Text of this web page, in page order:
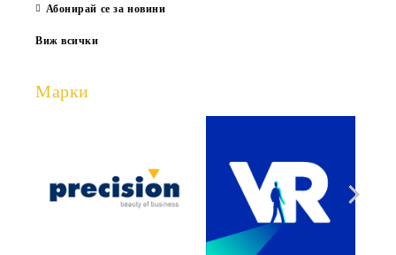
Абонирай се за новини
Виж всички
Марки